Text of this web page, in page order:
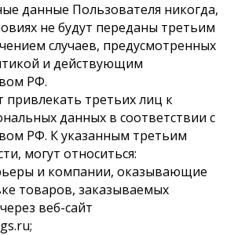
данные Пользователя никогда,
не будут переданы третьим
случаев, предусмотренных
и действующим
РФ.
третьих лиц к
данных в соответствии с
РФ. К указанным третьим
могут относиться:
оказывающие
товаров, заказываемых
веб-сайт